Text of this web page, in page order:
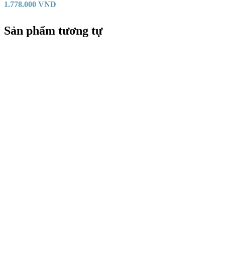
1.778.000 VND
Sản phẩm tương tự